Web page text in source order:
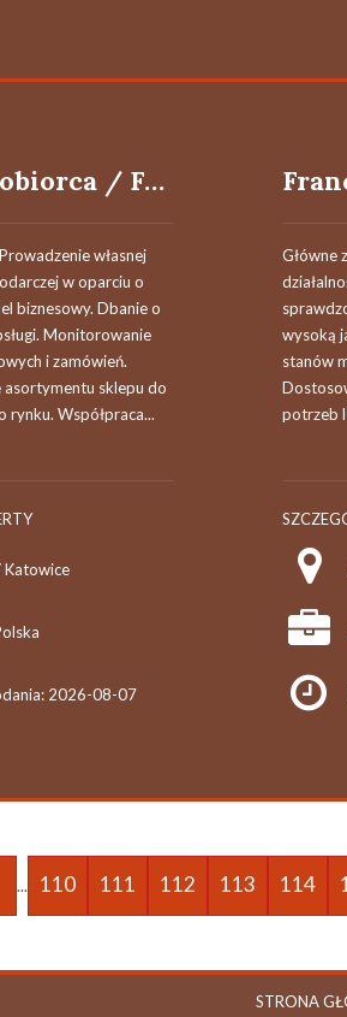
Franczyzobiorca / Franczyzobiorczyni
własnej
w oparciu o
biznesowy. Dbanie o
Monitorowanie
i zamówień.
sklepu do
rynku. Współpraca...
Katowice
2026-08-07
Główne
wysoką
stanów
potrzeb
... 110 111 112 113 114
STRONA